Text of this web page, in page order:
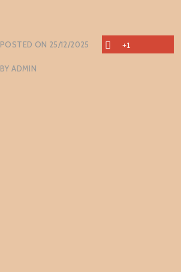
POSTED ON 25/12/2025
BYADMIN
+1